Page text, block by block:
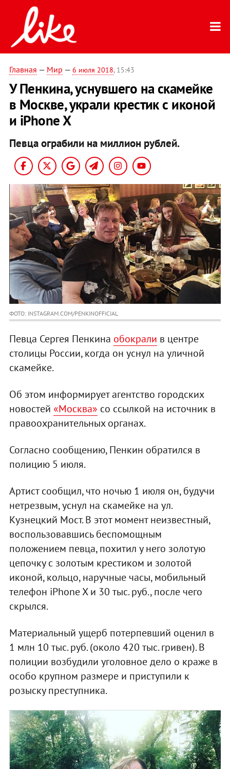
Главная — Мир — 6 июля 2018, 15:43
У Пенкина, уснувшего на скамейке
в Москве, украли крестик с иконой
и iPhone X
Певца ограбили на миллион рублей.
ФОТО: INSTAGRAM.COM/PENKINOFFICIAL
Певца Сергея Пенкина обокрали в центре
столицы России, когда он уснул на уличной
скамейке.
Об этом информирует агентство городских
новостей «Москва» со ссылкой на источник в
правоохранительных органах.
Согласно сообщению, Пенкин обратился в
полицию 5 июля.
Артист сообщил, что ночью 1 июля он, будучи
нетрезвым, уснул на скамейке на ул.
Кузнецкий Мост. В этот момент неизвестный,
воспользовавшись беспомощным
положением певца, похитил у него золотую
цепочку с золотым крестиком и золотой
иконой, кольцо, наручные часы, мобильный
телефон iPhone X и 30 тыс. руб., после чего
скрылся.
Материальный ущерб потерпевший оценил в
1 млн 10 тыс. руб. (около 420 тыс. гривен). В
полиции возбудили уголовное дело о краже в
особо крупном размере и приступили к
розыску преступника.